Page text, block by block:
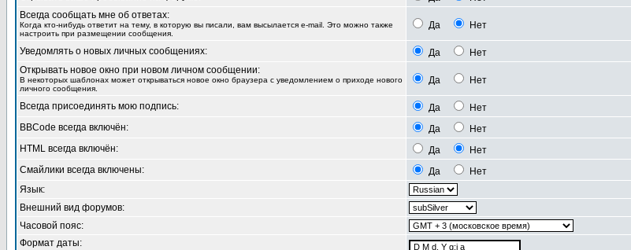
Всегда сообщать мне об ответах:
Когда кто-нибудь ответит на тему, в которую вы писали, вам высылается e-mail. Это можно также
настроить при размещении сообщения.
Да Нет
Уведомлять о новых личных сообщениях: Да
Нет
Открывать новое окно при новом личном сообщении:
В некоторых шаблонах может открываться новое окно браузера с уведомлением о приходе нового
личного сообщения.
Да Нет
Всегда присоединять мою подпись: Да
Нет
BBCode всегда включён:
Да
Нет
HTML всегда включён:
Да
Нет
Смайлики всегда включены:
Да
Нет
Язык:
Внешний вид форумов:
Часовой пояс:
Формат даты: